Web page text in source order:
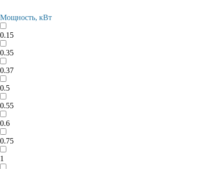
Мощность, кВт
0.15
0.35
0.37
0.5
0.55
0.6
0.75
1